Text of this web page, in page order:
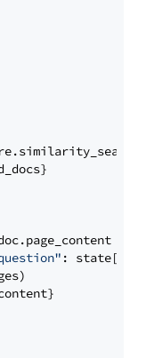
: state[